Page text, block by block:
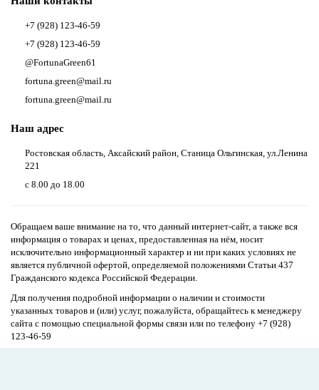
+7 (928) 123-46-59
+7 (928) 123-46-59
@FortunaGreen61
fortuna.green@mail.ru
fortuna.green@mail.ru
Наш адрес
Ростовская область, Аксайский район, Станица Ольгинская, ул.Ленина
221
с 8.00 до 18.00
Обращаем ваше внимание на то, что данный интернет-сайт, а также вся
информация о товарах и ценах, предоставленная на нём, носит
исключительно информационный характер и ни при каких условиях не
является публичной офертой, определяемой положениями Статьи 437
Гражданского кодекса Российской Федерации.
Для получения подробной информации о наличии и стоимости
указанных товаров и (или) услуг, пожалуйста, обращайтесь к менеджеру
сайта с помощью специальной формы связи или по телефону +7 (928)
123-46-59